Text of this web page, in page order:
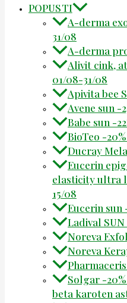
POPUSTI
A-derma
31/08
A-derma
Alivit cink,
01/08-31/08
Apivita bee
Avene sun -
Babe sun -
BioTeo -
Ducray
Eucerin
elasticity ultra
15/08
Eucerin sun
Ladival
Noreva
Noreva
Solgar -
beta karoten